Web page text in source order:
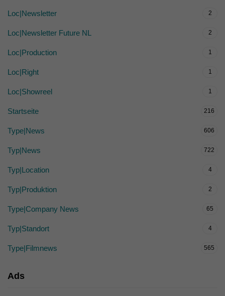
Loc|Newsletter 2
Loc|Newsletter Future NL 2
Loc|Production 1
Loc|Right 1
Loc|Showreel 1
Startseite 216
Type|News 606
Typ|News 722
Typ|Location 4
Typ|Produktion 2
Type|Company News 65
Typ|Standort 4
Type|Filmnews 565
Ads